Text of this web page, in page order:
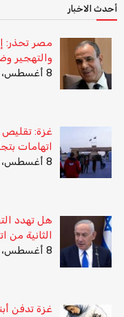
أحدث الاخبار
مصر تحذر:
والتهجير
8 أغسطس، 2026
غزة:
اتهامات
8 أغسطس، 2026
هل تهدد
الثانية من
8 أغسطس، 2026
غزة تدفن